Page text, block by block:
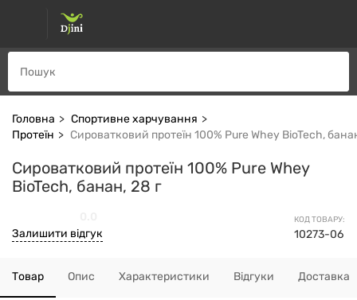
Головна
Спортивне харчування
Протеїн
Сироватковий протеїн 100% Pure Whey BioTech,
Сироватковий протеїн 100% Pure Whey
BioTech, банан, 28 г
КОД ТОВАРУ:
10273-06
Залишити відгук
Товар Опис Характеристики Відгуки Доставка